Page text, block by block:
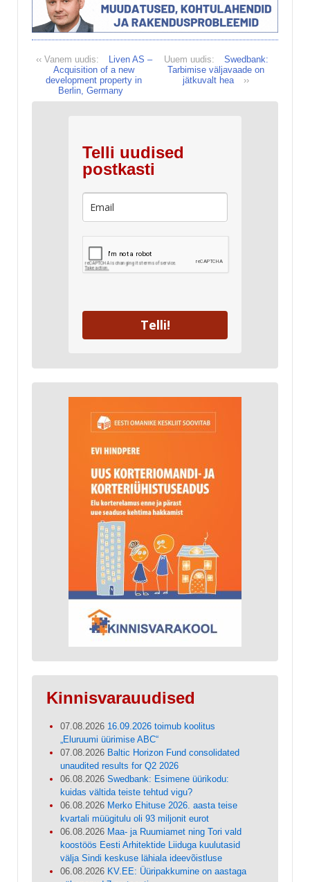
Uuem uudis:
Swedbank:
Tarbimise väljavaade on
jätkuvalt hea
››
‹‹ Vanem uudis:
Liven AS –
Acquisition of a new
development property in
Berlin, Germany
Telli uudised
postkasti
Telli!
Kinnisvarauudised
07.08.2026 16.09.2026 toimub koolitus
„Eluruumi üürimise ABC“
07.08.2026 Baltic Horizon Fund consolidated
unaudited results for Q2 2026
06.08.2026 Swedbank: Esimene üürikodu:
kuidas vältida teiste tehtud vigu?
06.08.2026 Merko Ehituse 2026. aasta teise
kvartali müügitulu oli 93 miljonit eurot
06.08.2026 Maa- ja Ruumiamet ning Tori vald
koostöös Eesti Arhitektide Liiduga kuulutasid
välja Sindi keskuse lähiala ideevõistluse
06.08.2026 KV.EE: Üüripakkumine on aastaga